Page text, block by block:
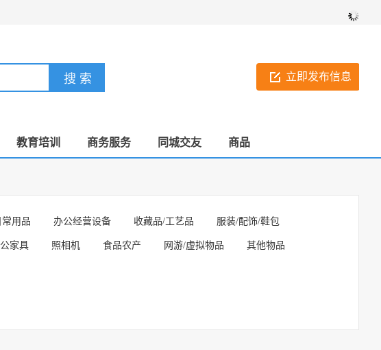
立即发布信息
教育培训 商务服务 同城交友 商品
常用品 办公经营设备 收藏品/工艺品 服装/配饰/鞋包
家具 照相机 食品农产 网游/虚拟物品 其他物品